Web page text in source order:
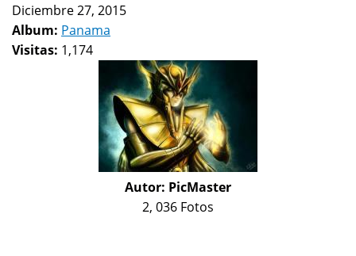
Diciembre 27, 2015
Album: Panama
Visitas: 1,174
Autor: PicMaster
2, 036 Fotos